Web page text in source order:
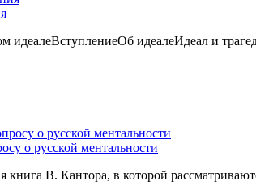
идеалеВступлениеОб идеалеИдеал и
о русской ментальности
книга В. Кантора, в которой